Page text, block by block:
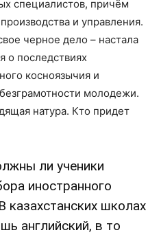
специалистов, причём
и управления.
черное дело – настала
о последствиях
косноязычия и
молодежи.
натура. Кто придет
ли ученики
иностранного
казахстанских школах
английский, в то